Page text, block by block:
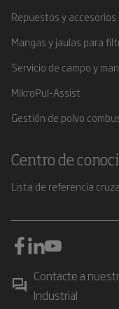
Repuestos y accesorios
Mangas y jaulas para
Servicio de campo y
MikroPul-Assist
Gestión de polvo
Centro de
Lista de referencia
Contacte a
Industrial